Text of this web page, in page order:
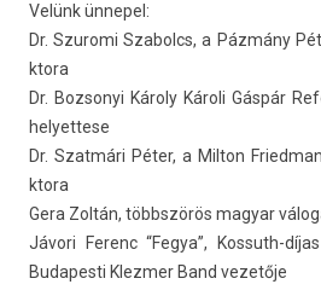
Velünk ünnepel:
Dr. Szuromi Szabolcs, a Pázmány
ktora
Dr. Boz­sonyi Károly Károli Gáspár
helyet­tese
Dr. Szatmári Péter, a Mil­ton
ktora
Gera Zoltán, többszörös magyar
Jávori Ferenc “Fegya”, Kossuth-
Budapes­ti Klezm­er Band vezetője